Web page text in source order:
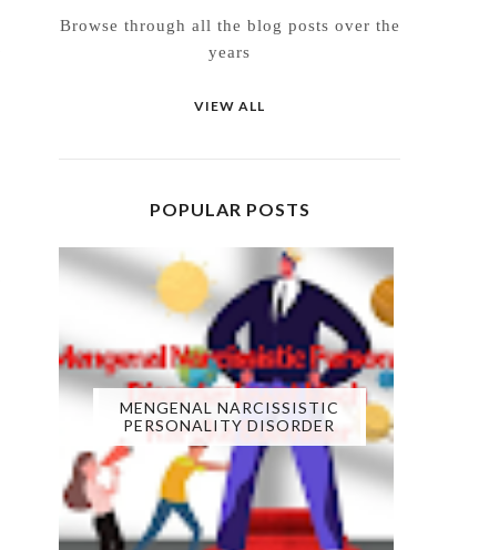
Browse through all the blog posts over the
years
VIEW ALL
POPULAR POSTS
MENGENAL NARCISSISTIC
PERSONALITY DISORDER